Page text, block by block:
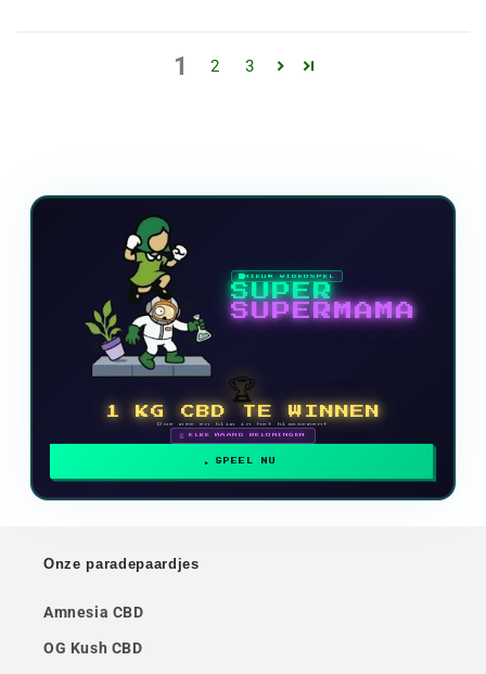
1 2 3
NIEUW VIDEOSPEL
SUPER
SUPERMAMA
🏆
1 KG CBD TE WINNEN
Doe mee en klim in het klassement
🗓 ELKE MAAND BELONINGEN
SPEEL NU
Onze paradepaardjes
Amnesia CBD
OG Kush CBD